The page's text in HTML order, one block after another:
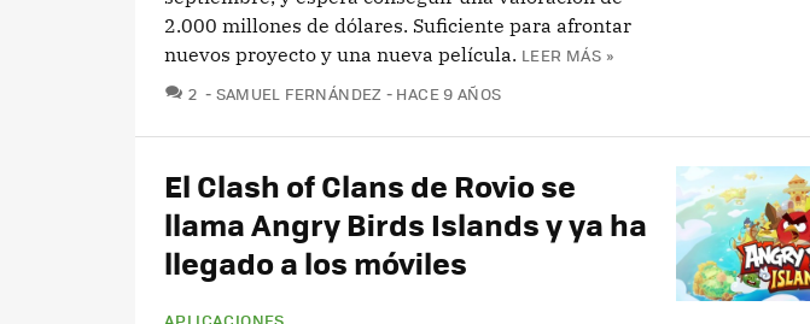
2.000 millones de dólares. Suficiente para afrontar
nuevos proyecto y una nueva película. LEER MÁS »
2 COMENTARIOS
SAMUEL FERNÁNDEZ HACE 9 AÑOS
El Clash of Clans de Rovio se
llama Angry Birds Islands y ya ha
llegado a los móviles